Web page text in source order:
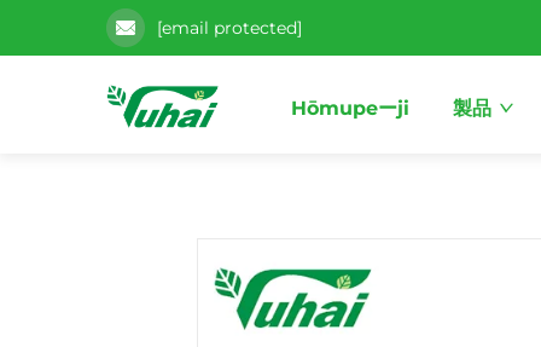
[email protected]
Hōmupeーji 製品